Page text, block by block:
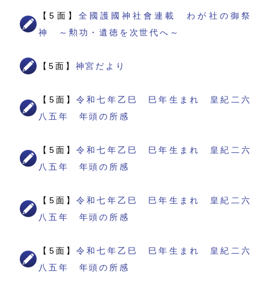
【5面】 全國護國神社會連載 わが社の御祭
神 ～勲功・遺徳を次世代へ～
【5面】 神宮だより
【5面】令和七年乙巳 巳年生まれ 皇紀二六
八五年 年頭の所感
【5面】令和七年乙巳 巳年生まれ 皇紀二六
八五年 年頭の所感
【5面】令和七年乙巳 巳年生まれ 皇紀二六
八五年 年頭の所感
【5面】令和七年乙巳 巳年生まれ 皇紀二六
八五年 年頭の所感